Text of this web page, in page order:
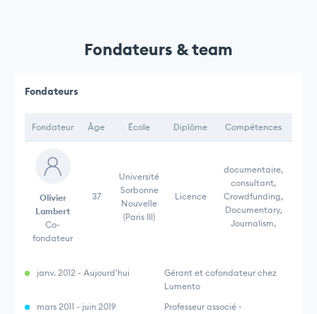
Fondateurs & team
Fondateurs
Fondateur Âge École Diplôme Compétences
Olivier
Lambert
Co-
fondateur
37
Université
Sorbonne
Nouvelle
(Paris III)
Licence
documentaire,
consultant,
Crowdfunding,
Documentary,
Journalism,
janv. 2012 - Aujourd'hui
Gérant et cofondateur chez
Lumento
mars 2011 - juin 2019
Professeur associé -